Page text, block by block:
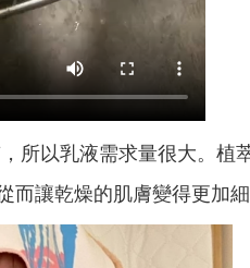
所以乳液需求量很大。植
讓乾燥的肌膚變得更加細